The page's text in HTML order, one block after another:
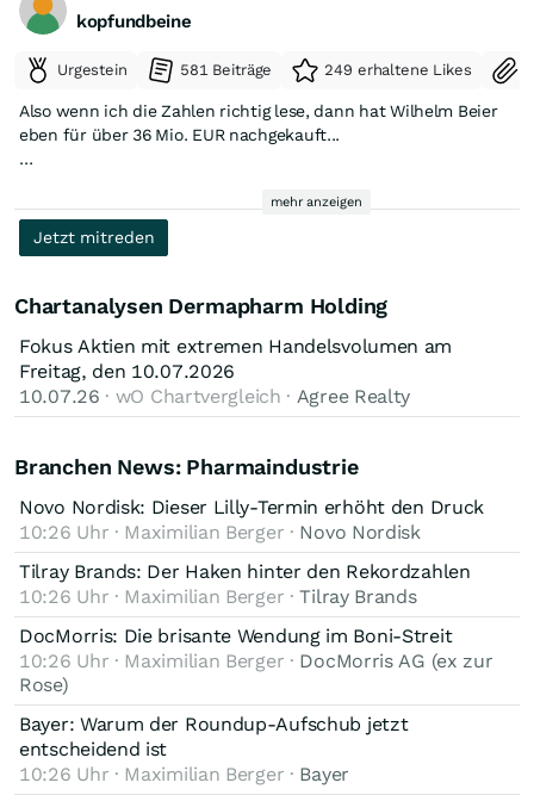
Chart, kurzfristig
Der Hase läuft:
Und er läuft in die richtige Richtung!
🦌
kopfundbeine
Urgestein 581 Beiträge 249 erhaltene Likes
Also wenn ich die Zahlen richtig lese, dann hat Wilhelm Beier
eben für über 36 Mio. EUR nachgekauft...
Dermapharm Holding SE Dermapharm Holding SE: Themis
Beteiligungs-Aktiengesellschaft, buy https://www.eqs-
news.com/news/directors-dealings/dermapharm-holding-se-
4207-87f9-a5e7a989a4d0_en
mehr anzeigen
Jetzt mitreden
Chartanalysen Dermapharm Holding
Fokus Aktien mit extremen Handelsvolumen am
Freitag, den 10.07.2026
10.07.26 · wO Chartvergleich · Agree Realty
Branchen News: Pharmaindustrie
Novo Nordisk: Dieser Lilly-Termin erhöht den Druck
10:26 Uhr · Maximilian Berger · Novo Nordisk
Tilray Brands: Der Haken hinter den Rekordzahlen
10:26 Uhr · Maximilian Berger ·Tilray Brands
DocMorris: Die brisante Wendung im Boni-Streit
10:26 Uhr · Maximilian Berger · DocMorris AG (ex zur
Rose)
Bayer: Warum der Roundup-Aufschub jetzt
entscheidend ist
10:26 Uhr · Maximilian Berger · Bayer